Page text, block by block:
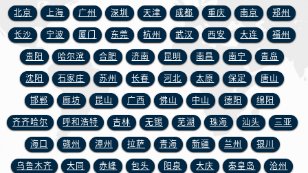
福建省宁德市蕉城区天湖东路浪琴售后服务中心（需提前预约）
福建省莆田市城厢区霞林街道荔华东大道浪琴售后服务中心（需提前预约）
福建省三明市三元区东乾二路浪琴售后服务中心（需提前预约）
福建省漳州市龙文区步港路浪琴售后服务中心（需提前预约）
江苏省常州市新北区龙锦路1590号现代传媒中心5号楼10层1008室浪琴售后服务中心（需提前预约）
江苏省淮安市清江浦区淮海北路浪琴售后服务中心（需提前预约）
江苏省连云港市海州区通灌北路浪琴售后服务中心（需提前预约）
江苏省南京市秦淮区中山南路1号南京中心22层22-C1-C3室浪琴售后服务中心（需提前预约）
江苏省宿迁市宿城区西湖路浪琴售后服务中心（需提前预约）
北京 上海 广州 深圳 天津 成都 重庆 南京 郑州
长沙 宁波 厦门 东莞 杭州 武汉 西安 大连 福州
贵阳 哈尔滨 合肥 济南 昆明 南昌 南宁 青岛
沈阳 石家庄 苏州 长春 河北 太原 保定 唐山
邯郸 廊坊 昆山 广西 佛山 中山 德阳 绵阳
齐齐哈尔 呼和浩特 吉林 无锡 芜湖 珠海 汕头 三亚
海口 赣州 漳州 拉萨 青海 新疆 兰州 银川
乌鲁木齐 大同 赤峰 包头 阳泉 大庆 秦皇岛 沧州